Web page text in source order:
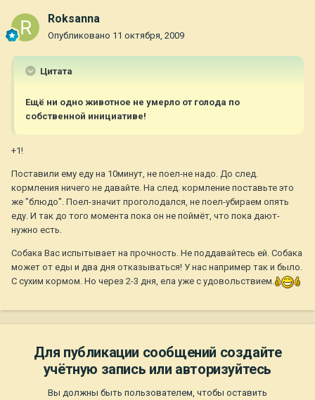
Roksanna
Опубликовано 11 октября, 2009
Цитата
Ещё ни одно животное не умерло от голода по
собственной инициативе!
+1!
Поставили ему еду на 10минут, не поел-не надо. До след.
кормления ничего не давайте. На след. кормление поставьте это
же "блюдо". Поел-значит проголодался, не поел-убираем опять
еду. И так до того момента пока он не поймёт, что пока дают-
нужно есть.
Собака Вас испытывает на прочность. Не поддавайтесь ей. Собака
может от еды и два дня отказываться! У нас например так и было.
С сухим кормом. Но через 2-3 дня, ела уже с удовольствием.
Для публикации сообщений создайте
учётную запись или авторизуйтесь
Вы должны быть пользователем, чтобы оставить